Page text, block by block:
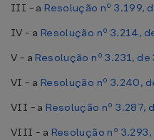
III - a Resolução nº 3.199,
IV - a Resolução nº 3.214,
V - a Resolução nº 3.231,
VI - a Resolução nº 3.240,
VII - a Resolução nº 3.287,
VIII - a Resolução nº